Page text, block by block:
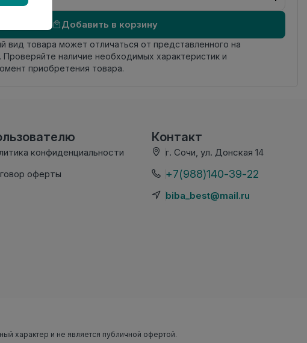
Добавить в корзину
вид товара может отличаться от представленного на
наличие необходимых характеристик и
приобретения товара.
конфиденциальности
оферты
Контакт
г. Сочи, ул. Донская 14
+7(988)140-39-22
biba_best@mail.ru
характер и не является публичной офертой.